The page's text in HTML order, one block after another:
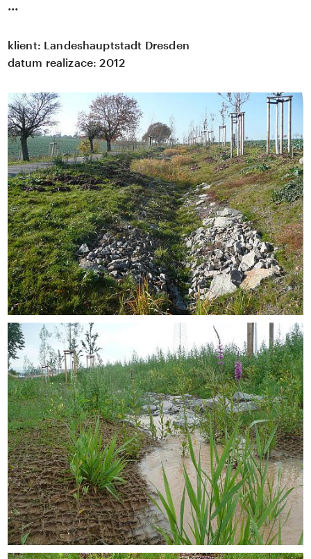
klient: Landeshauptstadt Dresden
datum realizace: 2012